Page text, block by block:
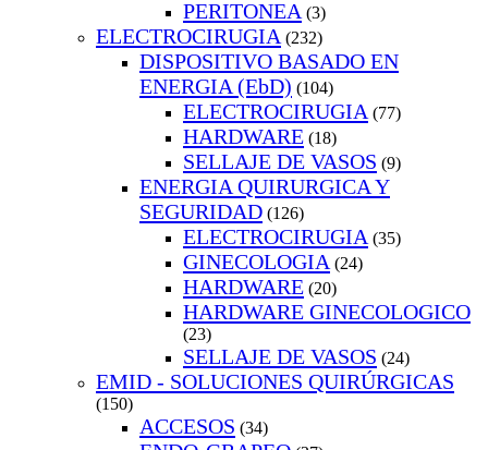
PERITONEA (3)
ELECTROCIRUGIA (232)
DISPOSITIVO BASADO EN
ENERGIA (EbD) (104)
ELECTROCIRUGIA (77)
HARDWARE (18)
SELLAJE DE VASOS (9)
ENERGIA QUIRURGICA Y
SEGURIDAD (126)
ELECTROCIRUGIA (35)
GINECOLOGIA (24)
HARDWARE (20)
HARDWARE GINECOLOGICO
(23)
SELLAJE DE VASOS (24)
EMID - SOLUCIONES QUIRÚRGICAS
(150)
ACCESOS (34)